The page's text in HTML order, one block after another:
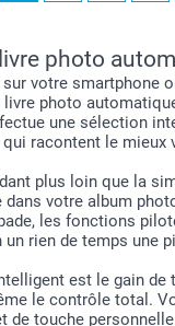
photo
votre smartphone
livre photo
une sélection
racontent le mieux
plus loin que la
votre album
les fonctions
rien de temps une
est le gain
le contrôle total.
touche